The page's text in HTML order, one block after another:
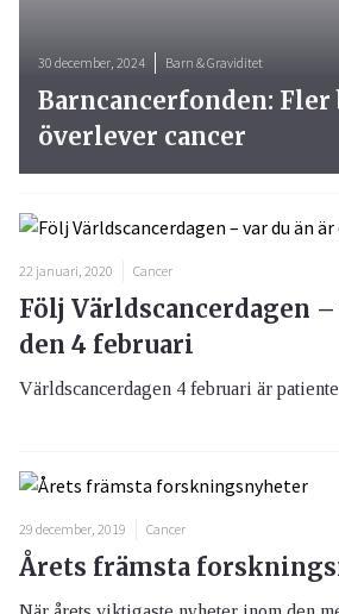
30 december, 2024 Barn & Graviditet
Barncancerfonden: Fler
överlever cancer
22 januari, 2020 Cancer
Följ Världscancerdagen –
den 4 februari
29 december, 2019 Cancer
Årets främsta